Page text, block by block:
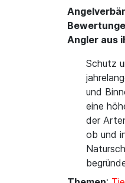
Angler aus
Schutz
und
eine
der
ob und